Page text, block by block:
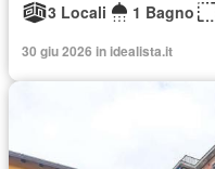
3 Locali
1 Bagno
30 giu 2026 in idealista.it